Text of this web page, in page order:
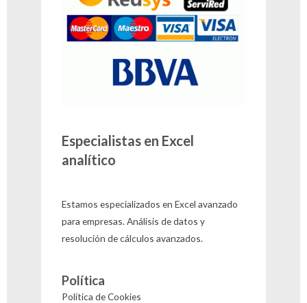
Especialistas en Excel
analítico
Estamos especializados en Excel avanzado
para empresas. Análisis de datos y
resolución de cálculos avanzados.
Política
Política de Cookies